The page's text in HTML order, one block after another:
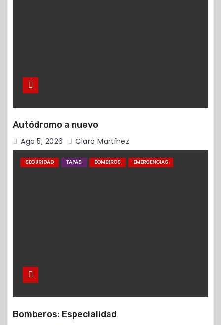
Autódromo a nuevo
Ago 5, 2026 Clara Martínez
SEGURIDAD TAPAS BOMBEROS EMERGENCIAS
Bomberos: Especialidad